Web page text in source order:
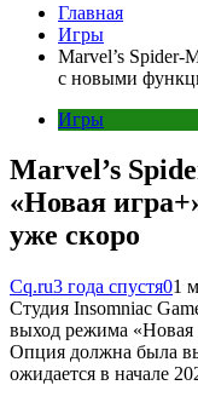
Главная
Игры
Marvel’s Spider-
с новыми
Игры
Marvel’s
«Новая
уже скоро
Cq.ru3 года спустя01
Студия Insomniac
выход режима «Новая
Опция должна была
ожидается в начале